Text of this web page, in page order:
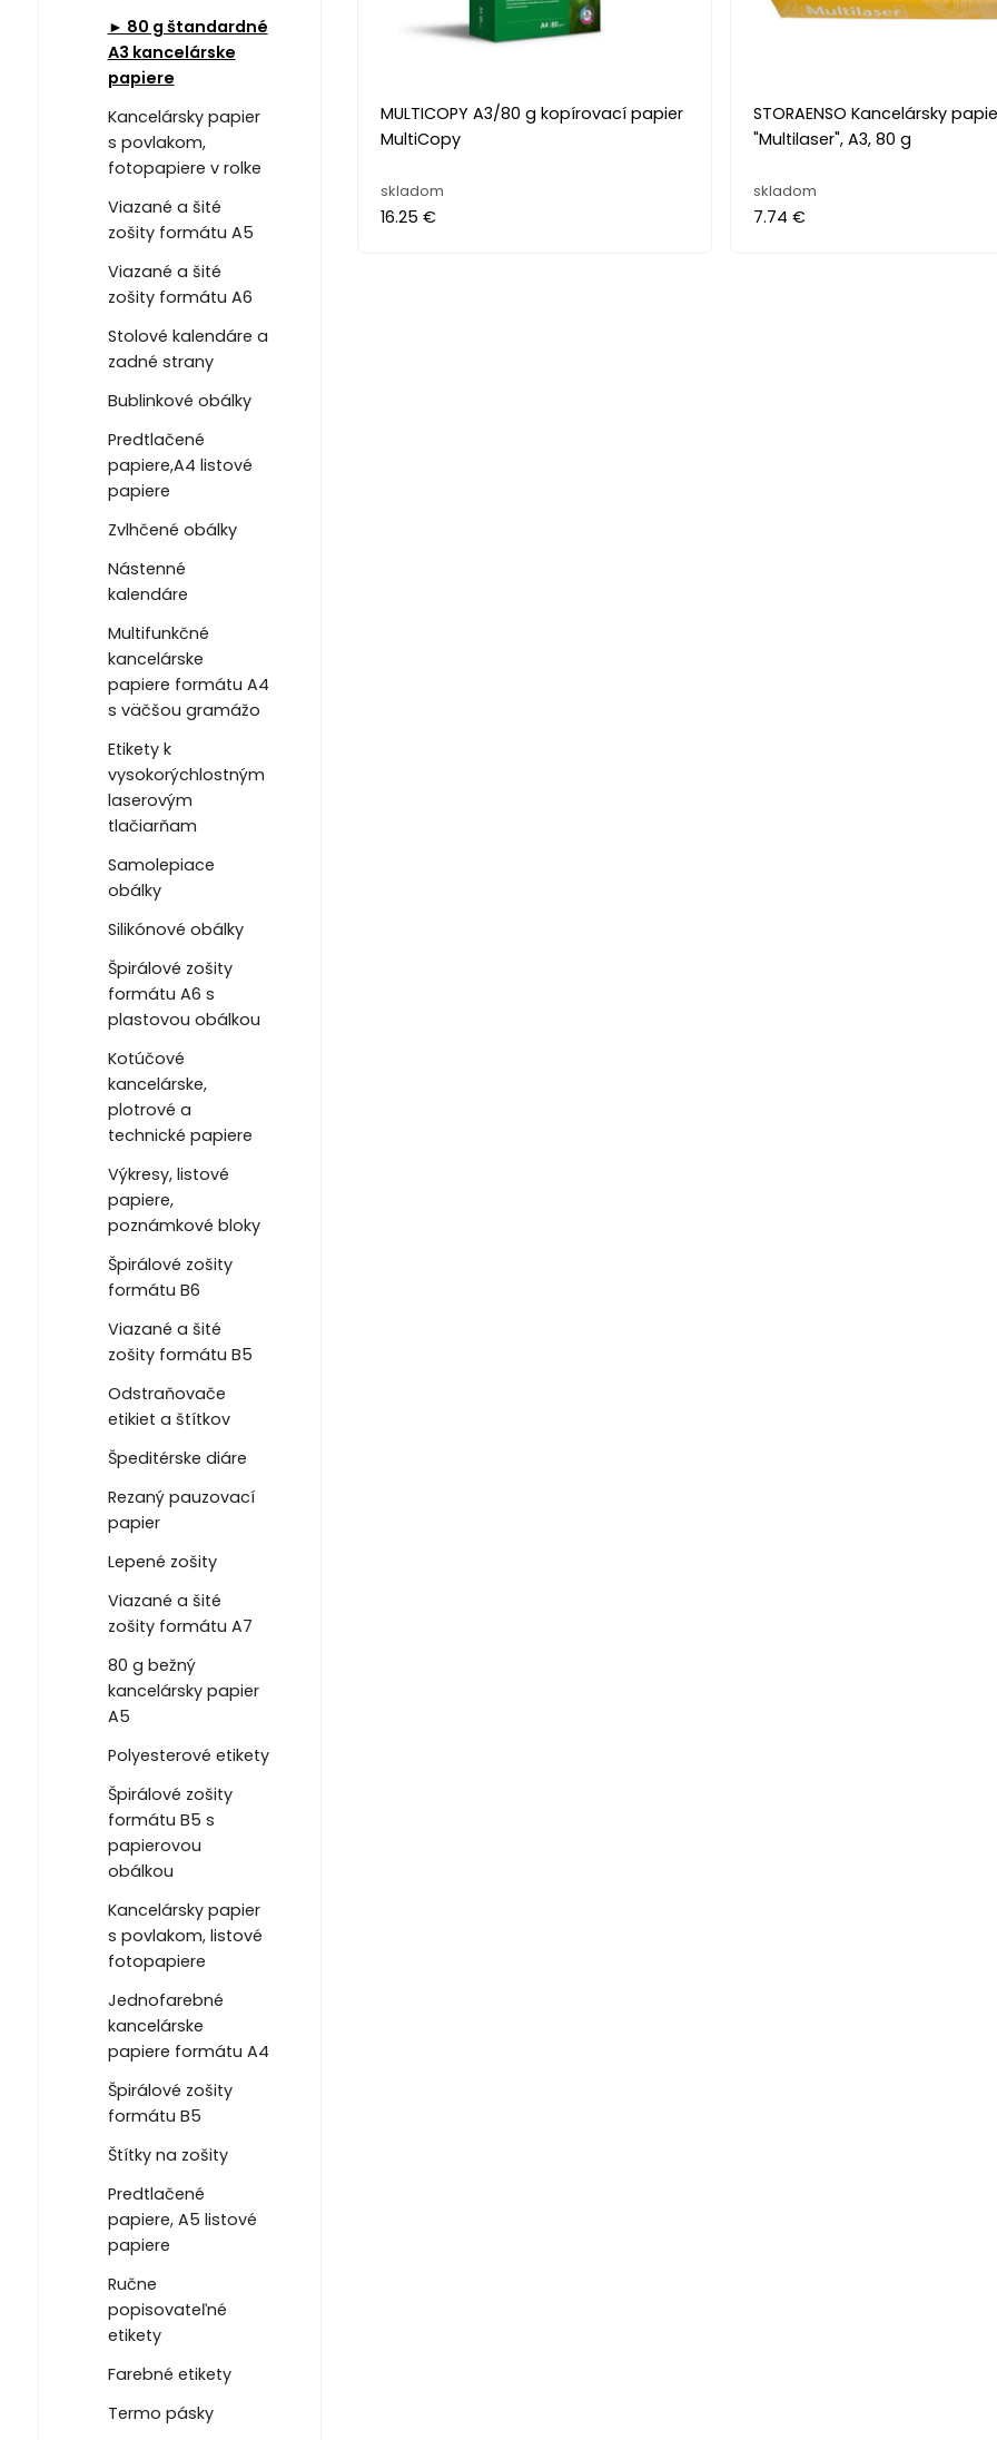
► 80 g štandardné
A3 kancelárske
papiere
Kancelársky papier
s povlakom,
fotopapiere v rolke
Viazané a šité
zošity formátu A5
Viazané a šité
zošity formátu A6
Stolové kalendáre a
zadné strany
Bublinkové obálky
Predtlačené
papiere,A4 listové
papiere
Zvlhčené obálky
Nástenné
kalendáre
Multifunkčné
kancelárske
papiere formátu A4
s väčšou gramážo
Etikety k
vysokorýchlostným
laserovým
tlačiarňam
Samolepiace
obálky
Silikónové obálky
Špirálové zošity
formátu A6 s
plastovou obálkou
Kotúčové
kancelárske,
plotrové a
technické papiere
Výkresy, listové
papiere,
poznámkové bloky
Špirálové zošity
formátu B6
Viazané a šité
zošity formátu B5
Odstraňovače
etikiet a štítkov
Špeditérske diáre
Rezaný pauzovací
papier
Lepené zošity
Viazané a šité
zošity formátu A7
80 g bežný
kancelársky papier
A5
Polyesterové etikety
Špirálové zošity
formátu B5 s
papierovou
obálkou
Kancelársky papier
s povlakom, listové
fotopapiere
Jednofarebné
kancelárske
papiere formátu A4
Špirálové zošity
formátu B5
Štítky na zošity
Predtlačené
papiere, A5 listové
papiere
Ručne
popisovateľné
etikety
Farebné etikety
Termo pásky
MULTICOPY A3/80 g kopírovací papier
MultiCopy
skladom
16.25 €
STORAENSO Kancelársky
"Multilaser", A3, 80 g
skladom
7.74 €